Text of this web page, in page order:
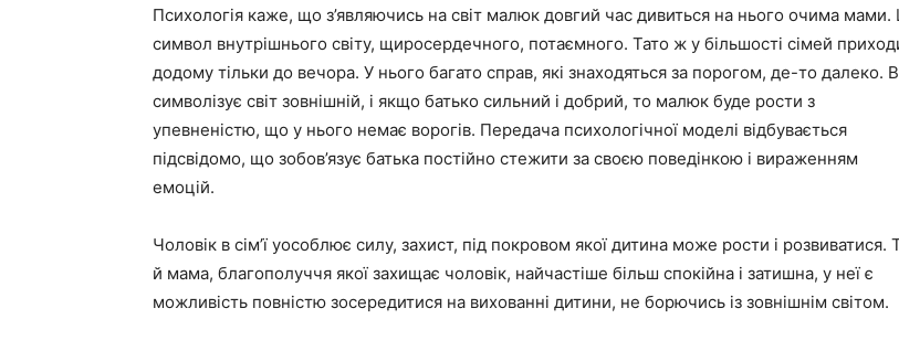
Психологія каже, що з’являючись на світ малюк довгий час дивиться на нього очима мами.
символ внутрішнього світу, щиросердечного, потаємного. Тато ж у більшості сімей
додому тільки до вечора. У нього багато справ, які знаходяться за порогом, де-то далеко.
символізує світ зовнішній, і якщо батько сильний і добрий, то малюк буде рости з
упевненістю, що у нього немає ворогів. Передача психологічної моделі відбувається
підсвідомо, що зобов’язує батька постійно стежити за своєю поведінкою і вираженням
емоцій.
Чоловік в сім’ї уособлює силу, захист, під покровом якої дитина може рости і розвиватися.
й мама, благополуччя якої захищає чоловік, найчастіше більш спокійна і затишна, у неї є
можливість повністю зосередитися на вихованні дитини, не борючись із зовнішнім світом.